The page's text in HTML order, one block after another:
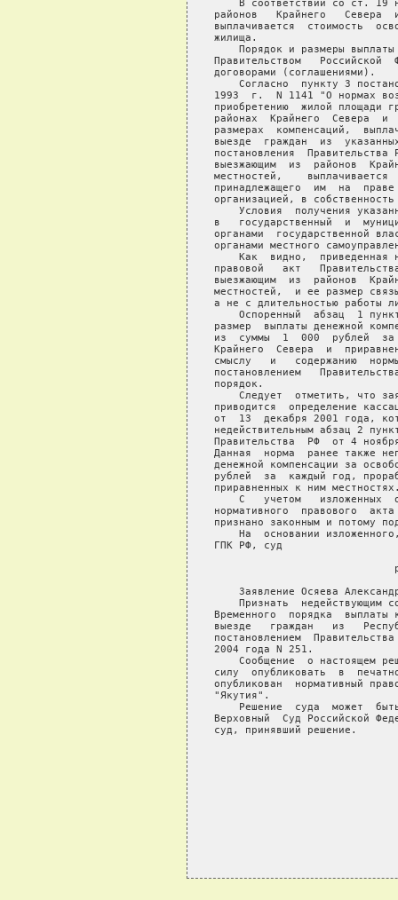
В соответствии со ст. 19
районов   Крайнего   Севера
выплачивается  стоимость
   жилища.
Порядок и размеры
Правительством   Российской
   договорами (соглашениями).
Согласно  пункту 3
1993  г.  N 1141 "О нормах
приобретению  жилой площади
районах  Крайнего  Севера  и
размерах  компенсаций,
выезде  граждан  из
постановления  Правительства
выезжающим  из  районов
местностей,    выплачивается
принадлежащего  им  на
организацией, в
Условия  получения
в   государственный  и
органами  государственной
органами местного
Как  видно,  приведенная
правовой   акт
выезжающим  из  районов
местностей,  и ее размер
а не с длительностью работы
Оспоренный  абзац  1
размер  выплаты денежной
из  суммы  1  000  рублей
Крайнего  Севера  и
смыслу   и   содержанию
постановлением
   порядок.
Следует  отметить, что
приводится  определение
от  13  декабря 2001 года,
недействительным абзац 2
Правительства  РФ  от 4
Данная  норма  ранее также
денежной компенсации за
рублей  за  каждый год,
приравненных к ним
С   учетом   изложенных
нормативного  правового
признано законным и потому
На  основании
   ГПК РФ, суд
Заявление Осяева
Признать  недействующим
Временного  порядка  выплаты
выезде   граждан   из
постановлением
   2004 года N 251.
Сообщение  о настоящем
силу  опубликовать  в
опубликован  нормативный
   "Якутия".
Решение  суда  может
Верховный  Суд Российской
   суд, принявший решение.